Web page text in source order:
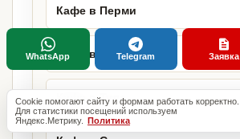
Кафе в Перми
Кафе в Тюмени
Кафе в Туле
Cookie помогают сайту и формам работать корректно.
Для статистики посещений используем
Яндекс.Метрику. Политика
WhatsApp Telegram Заявка